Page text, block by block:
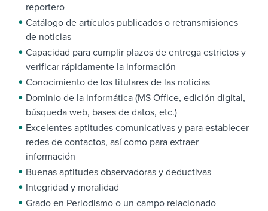
reportero
Catálogo de artículos publicados o retransmisiones
de noticias
Capacidad para cumplir plazos de entrega estrictos y
verificar rápidamente la información
Conocimiento de los titulares de las noticias
Dominio de la informática (MS Office, edición digital,
búsqueda web, bases de datos, etc.)
Excelentes aptitudes comunicativas y para establecer
redes de contactos, así como para extraer
información
Buenas aptitudes observadoras y deductivas
Integridad y moralidad
Grado en Periodismo o un campo relacionado